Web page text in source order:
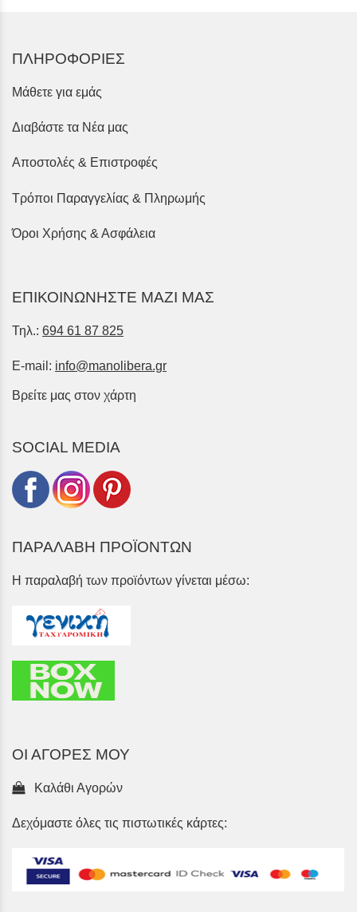
ΠΛΗΡΟΦΟΡΙΕΣ
Μάθετε για εμάς
Διαβάστε τα Νέα μας
Αποστολές & Επιστροφές
Τρόποι Παραγγελίας & Πληρωμής
Όροι Χρήσης & Ασφάλεια
ΕΠΙΚΟΙΝΩΝΗΣΤΕ ΜΑΖΙ ΜΑΣ
Τηλ.: 694 61 87 825
E-mail: info@manolibera.gr
Βρείτε μας στον χάρτη
SOCIAL MEDIA
ΠΑΡΑΛΑΒΗ ΠΡΟΪΟΝΤΩΝ
Η παραλαβή των προϊόντων γίνεται μέσω:
ΟΙ ΑΓΟΡΕΣ ΜΟΥ
Καλάθι Αγορών
Δεχόμαστε όλες τις πιστωτικές κάρτες: